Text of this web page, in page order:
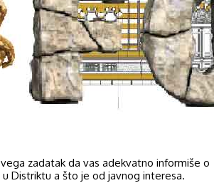
zadatak da vas adekvatno informiše o
Distriktu a što je od javnog interesa.